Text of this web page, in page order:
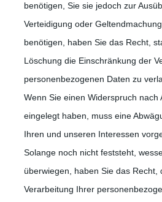
benötigen, Sie sie jedoch zur
Verteidigung oder
benötigen, haben Sie das Recht,
Löschung die Einschränkung der
personenbezogenen Daten zu
Wenn Sie einen Widerspruch nach
eingelegt haben, muss eine
Ihren und unseren Interessen
Solange noch nicht feststeht,
überwiegen, haben Sie das Recht,
Verarbeitung Ihrer